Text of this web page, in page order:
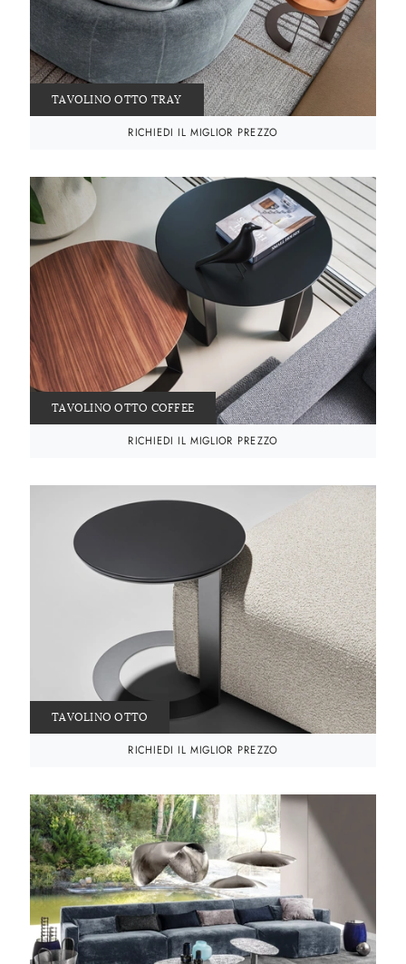
TAVOLINO OTTO TRAY
RICHIEDI IL MIGLIOR PREZZO
TAVOLINO OTTO COFFEE
RICHIEDI IL MIGLIOR PREZZO
TAVOLINO OTTO
RICHIEDI IL MIGLIOR PREZZO